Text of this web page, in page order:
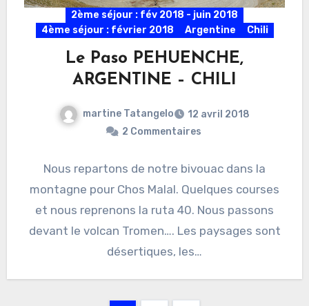
2ème séjour : fév 2018 - juin 2018
4ème séjour : février 2018
Argentine Chili
Le Paso PEHUENCHE,
ARGENTINE – CHILI
martine Tatangelo
12 avril 2018
2 Commentaires
Nous repartons de notre bivouac dans la
montagne pour Chos Malal. Quelques courses
et nous reprenons la ruta 40. Nous passons
devant le volcan Tromen…. Les paysages sont
désertiques, les…